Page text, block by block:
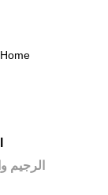
Home
الرجيم